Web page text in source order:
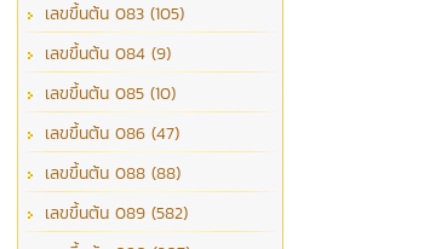
เลขขึ้นต้น 083 (105)
เลขขึ้นต้น 084 (9)
เลขขึ้นต้น 085 (10)
เลขขึ้นต้น 086 (47)
เลขขึ้นต้น 088 (88)
เลขขึ้นต้น 089 (582)